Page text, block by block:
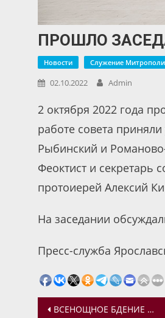
ПРОШЛО
Новости Служение
02.10.2022 Admin
2 октября 2022 года
работе совета
Рыбинский и
Феоктист и секретарь
протоиерей Алексий
На заседании
Пресс-служба
Навигация
ВСЕНОЩНОЕ БДЕНИЕ НАКАНУНЕ ДНЯ ПАМЯТИ БЛАГОВЕРНЫХ КНЯЗЕЙ, ЯРОСЛАВСКИХ ЧУДОТВОРЦЕВ